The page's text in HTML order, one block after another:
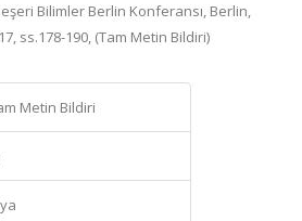
Bilimler Berlin Konferansı, Berlin,
ss.178-190, (Tam Metin Bildiri)
Metin Bildiri